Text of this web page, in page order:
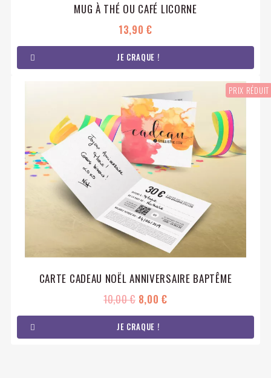
MUG À THÉ OU CAFÉ LICORNE
13,90 €
JE CRAQUE !
PRIX RÉDUIT
CARTE CADEAU NOËL ANNIVERSAIRE BAPTÊME
10,00 € 8,00 €
JE CRAQUE !